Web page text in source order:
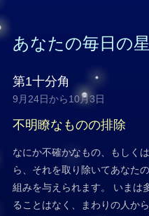
あなたの毎日の
第1十分角
9月24日から10月3日
不明瞭なものの排除
なにか不確かなもの、もしく
ら、それを取り除いてあなた
組みを与えられます。 いまは
ることはなく、まわりの人か